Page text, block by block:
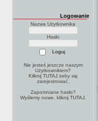
Logowanie
Nazwa Użytkownika
Hasło
Nie jesteś jeszcze naszym
Użytkownikiem?
Kilknij TUTAJżeby się
zarejestrować.
Zapomniane hasło?
Wyślemy nowe, kliknij TUTAJ.